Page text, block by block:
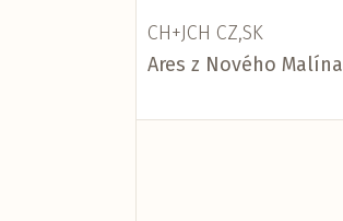
CH+JCH CZ,SK
Ares z Nového Malína